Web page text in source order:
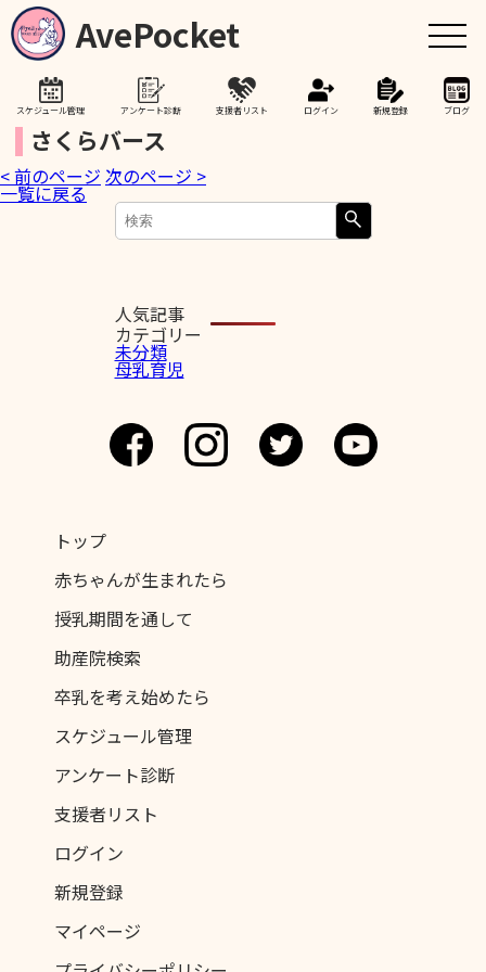
AvePocket
スケジュール管理 アンケート診断 支援者リスト ログイン 新規登録 ブログ
トップ
赤ちゃんが生まれたら
授乳期間を通して
助産院検索
卒乳を考え始めたら
さくらバース
< 前のページ 次のページ >
一覧に戻る
人気記事
カテゴリー
未分類
母乳育児
トップ
赤ちゃんが生まれたら
授乳期間を通して
助産院検索
卒乳を考え始めたら
スケジュール管理
アンケート診断
支援者リスト
ログイン
新規登録
マイページ